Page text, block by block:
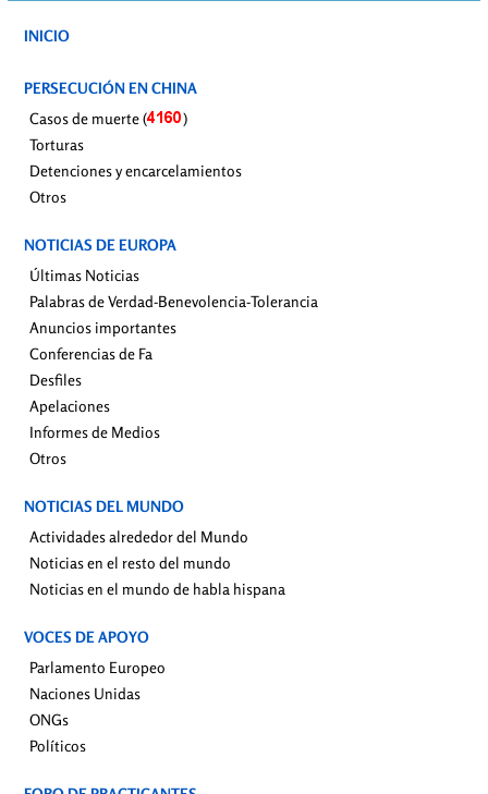
INICIO
PERSECUCIÓN EN CHINA
Casos de muerte (
)
Torturas
Detenciones y encarcelamientos
Otros
NOTICIAS DE EUROPA
Últimas Noticias
Palabras de Verdad-Benevolencia-Tolerancia
Anuncios importantes
Conferencias de Fa
Desfiles
Apelaciones
Informes de Medios
Otros
NOTICIAS DEL MUNDO
Actividades alrededor del Mundo
Noticias en el resto del mundo
Noticias en el mundo de habla hispana
VOCES DE APOYO
Parlamento Europeo
Naciones Unidas
ONGs
Políticos